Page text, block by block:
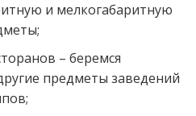
и мелкогабаритную
– беремся
предметы заведений